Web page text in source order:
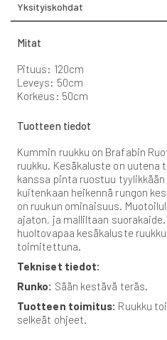
Yksityiskohdat
Mitat
Pituus: 120cm
Leveys: 50cm
Korkeus: 50cm
Tuotteen tiedot
Kummin ruukku on Brafabin
ruukku. Kesäkaluste on uutena
kanssa pinta ruostuu
kuitenkaan heikennä rungon
on ruukun ominaisuus.
ajaton, ja malliltaan
huoltovapaa kesäkaluste
toimitettuna.
Tekniset tiedot:
Runko: Sään kestävä teräs.
Tuotteen toimitus: Ruukku
selkeät ohjeet.